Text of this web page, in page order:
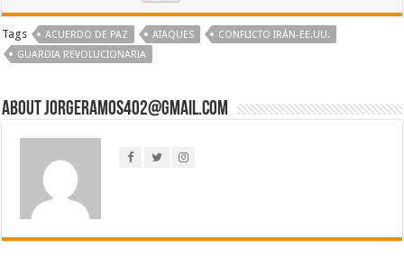
Tags ACUERDO DE PAZ ATAQUES
CONFLICTO IRÁN-EE.UU.
GUARDIA REVOLUCIONARIA
About jorgeramos402@gmail.com